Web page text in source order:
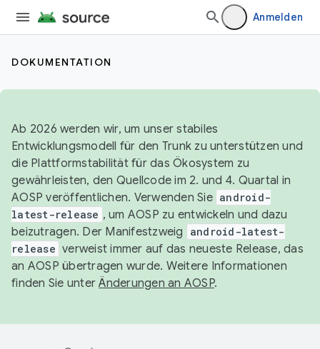
Anmelden
DOKUMENTATION
Ab 2026 werden wir, um unser stabiles
Entwicklungsmodell für den Trunk zu unterstützen und
die Plattformstabilität für das Ökosystem zu
gewährleisten, den Quellcode im 2. und 4. Quartal in
AOSP veröffentlichen. Verwenden Sie android-
latest-release , um AOSP zu entwickeln und dazu
beizutragen. Der Manifestzweig
android-latest-
release verweist immer auf das neueste Release, das
an AOSP übertragen wurde. Weitere Informationen
finden Sie unterÄnderungen an AOSP.